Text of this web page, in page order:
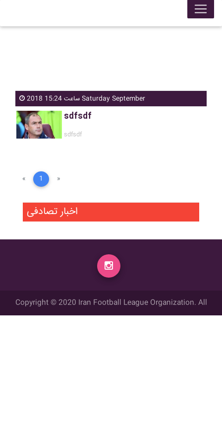
ساعت 15:24 2018 Saturday September
sdfsdf
sdfsdf
« 1 »
اخبار تصادفی
Copyright © 2020 Iran Football League Organization. All